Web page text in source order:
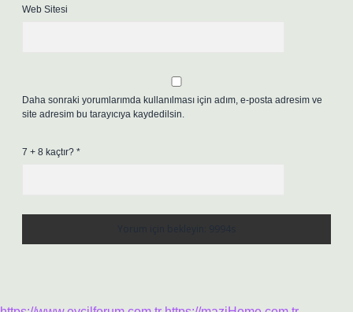
Web Sitesi
Daha sonraki yorumlarımda kullanılması için adım, e-posta adresim ve
site adresim bu tarayıcıya kaydedilsin.
7 + 8 kaçtır? *